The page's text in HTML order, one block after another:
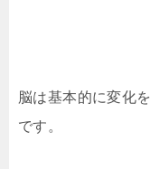
脳は基本的に変化
です。